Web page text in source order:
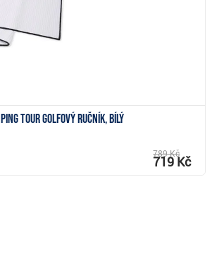
Ping Tour golfový ručník, bílý
789 Kč
719 Kč